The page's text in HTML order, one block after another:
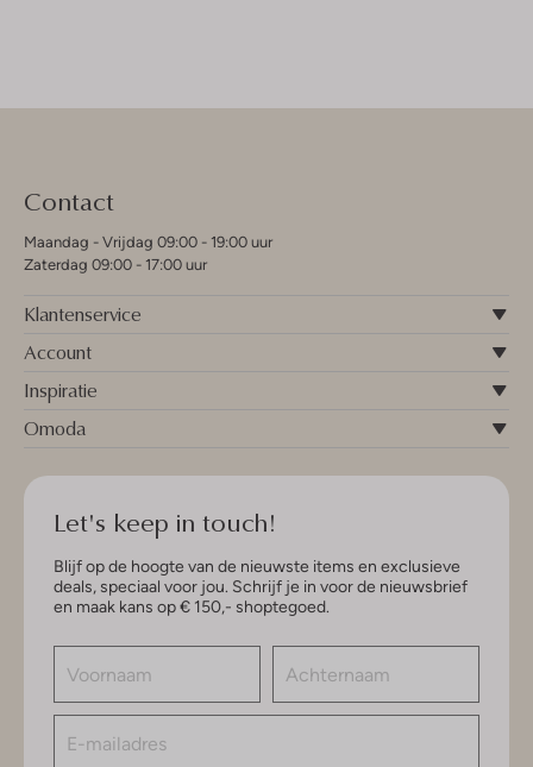
Contact
Maandag - Vrijdag 09:00 - 19:00 uur
Zaterdag 09:00 - 17:00 uur
Klantenservice
Account
Inspiratie
Omoda
Let's keep in touch!
Blijf op de hoogte van de nieuwste items en exclusieve
deals, speciaal voor jou. Schrijf je in voor de nieuwsbrief
en maak kans op € 150,- shoptegoed.